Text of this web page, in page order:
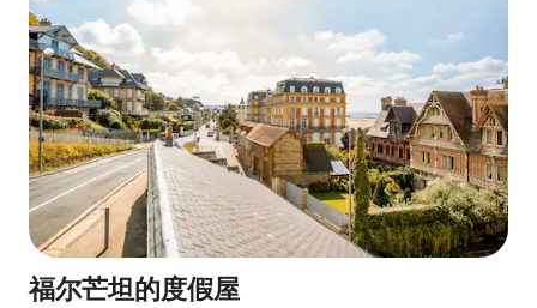
福尔芒坦的度假屋